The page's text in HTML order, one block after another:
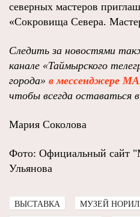
северных мастеров
«Сокровища Севера.
Следить за новостями
канале «Таймырского
города» в мессенджере
чтобы всегда оставаться
Мария Соколова
Фото: Официальный сайт
Ульянова
ВЫСТАВКА МУЗЕЙ